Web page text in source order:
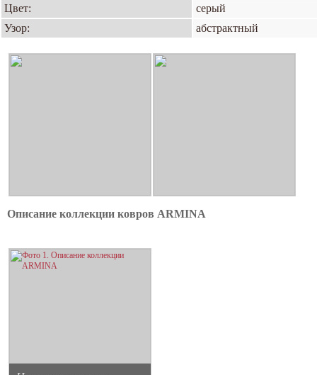
Цвет:
серый
Узор:
абстрактный
Описание коллекции ковров ARMINA